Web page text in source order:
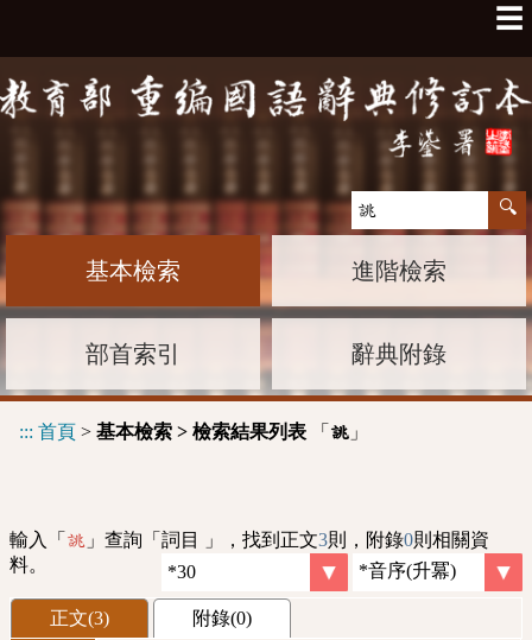
☰
基本檢索 進階檢索
部首索引 辭典附錄
::: 首頁 > 基本檢索 > 檢索結果列表 「 誂 」
輸入「 誂 」查詢「詞目 」，找到正文3則，附錄0則相關資
料。
正文(3) 附錄(0)